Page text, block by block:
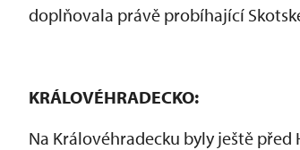
doplňovala právě probíhající
KRÁLOVÉHRADECKO:
Na Královéhradecku byly ještě